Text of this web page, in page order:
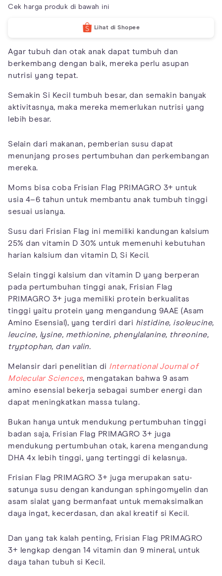
Cek harga produk di bawah ini
Lihat di Shopee
Agar tubuh dan otak anak dapat tumbuh dan
berkembang dengan baik, mereka perlu asupan
nutrisi yang tepat.
Semakin Si Kecil tumbuh besar, dan semakin banyak
aktivitasnya, maka mereka memerlukan nutrisi yang
lebih besar.
Selain dari makanan, pemberian susu dapat
menunjang proses pertumbuhan dan perkembangan
mereka.
Moms bisa coba Frisian Flag PRIMAGRO 3+ untuk
usia 4–6 tahun untuk membantu anak tumbuh tinggi
sesuai usianya.
Susu dari Frisian Flag ini memiliki kandungan kalsium
25% dan vitamin D 30% untuk memenuhi kebutuhan
harian kalsium dan vitamin D, Si Kecil.
Selain tinggi kalsium dan vitamin D yang berperan
pada pertumbuhan tinggi anak, Frisian Flag
PRIMAGRO 3+ juga memiliki protein berkualitas
tinggi yaitu protein yang mengandung 9AAE (Asam
Amino Esensial), yang terdiri dari histidine, isoleucine,
leucine, lysine, methionine, phenylalanine, threonine,
tryptophan, dan valin.
Melansir dari penelitian di International Journal of
Molecular Sciences, mengatakan bahwa 9 asam
amino esensial bekerja sebagai sumber energi dan
dapat meningkatkan massa tulang.
Bukan hanya untuk mendukung pertumbuhan tinggi
badan saja, Frisian Flag PRIMAGRO 3+ juga
mendukung pertumbuhan otak, karena mengandung
DHA 4x lebih tinggi, yang tertinggi di kelasnya.
Frisian Flag PRIMAGRO 3+ juga merupakan satu-
satunya susu dengan kandungan sphingomyelin dan
asam sialat yang bermanfaat untuk memaksimalkan
daya ingat, kecerdasan, dan akal kreatif si Kecil.
Dan yang tak kalah penting, Frisian Flag PRIMAGRO
3+ lengkap dengan 14 vitamin dan 9 mineral, untuk
daya tahan tubuh si Kecil.